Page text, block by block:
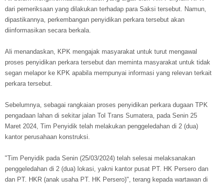
dari pemeriksaan yang dilakukan terhadap para Saksi tersebut. Namun,
dipastikannya, perkembangan penyidikan perkara tersebut akan
diinformasikan secara berkala.
Ali menandaskan, KPK mengajak masyarakat untuk turut mengawal
proses penyidikan perkara tersebut dan meminta masyarakat untuk tidak
segan melapor ke KPK apabila mempunyai informasi yang relevan terkait
perkara tersebut.
Sebelumnya, sebagai rangkaian proses penyidikan perkara dugaan TPK
pengadaan lahan di sekitar jalan Tol Trans Sumatera, pada Senin 25
Maret 2024, Tim Penyidik telah melakukan penggeledahan di 2 (dua)
kantor perusahaan konstruksi.
"Tim Penyidik pada Senin (25/03/2024) telah selesai melaksanakan
penggeledahan di 2 (dua) lokasi, yakni kantor pusat PT. HK Persero dan
dan PT. HKR (anak usaha PT. HK Persero)", terang kepada wartawan di